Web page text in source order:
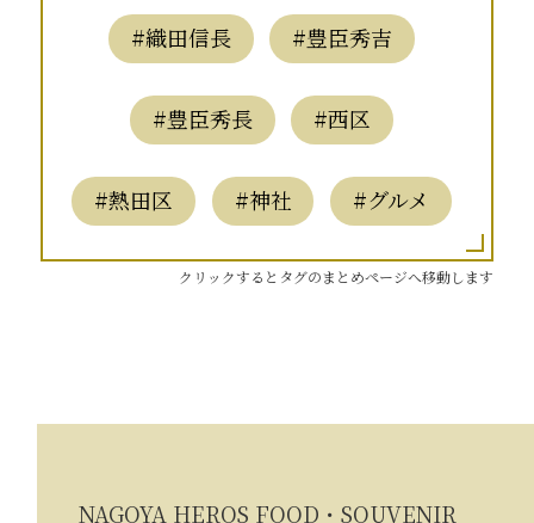
#織田信長 #豊臣秀吉
#豊臣秀長 #西区
#熱田区 #神社 #グルメ
クリックするとタグのまとめページへ移動します
NAGOYA HEROS FOOD・SOUVENIR